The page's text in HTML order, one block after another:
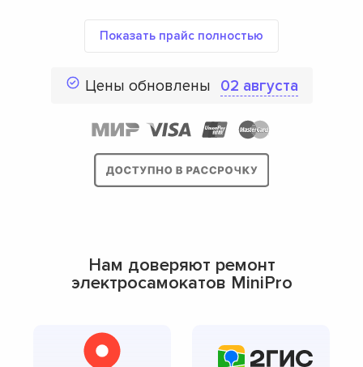
Показать прайс полностью
Цены обновлены 02 августа
Нам доверяют ремонт
электросамокатов MiniPro